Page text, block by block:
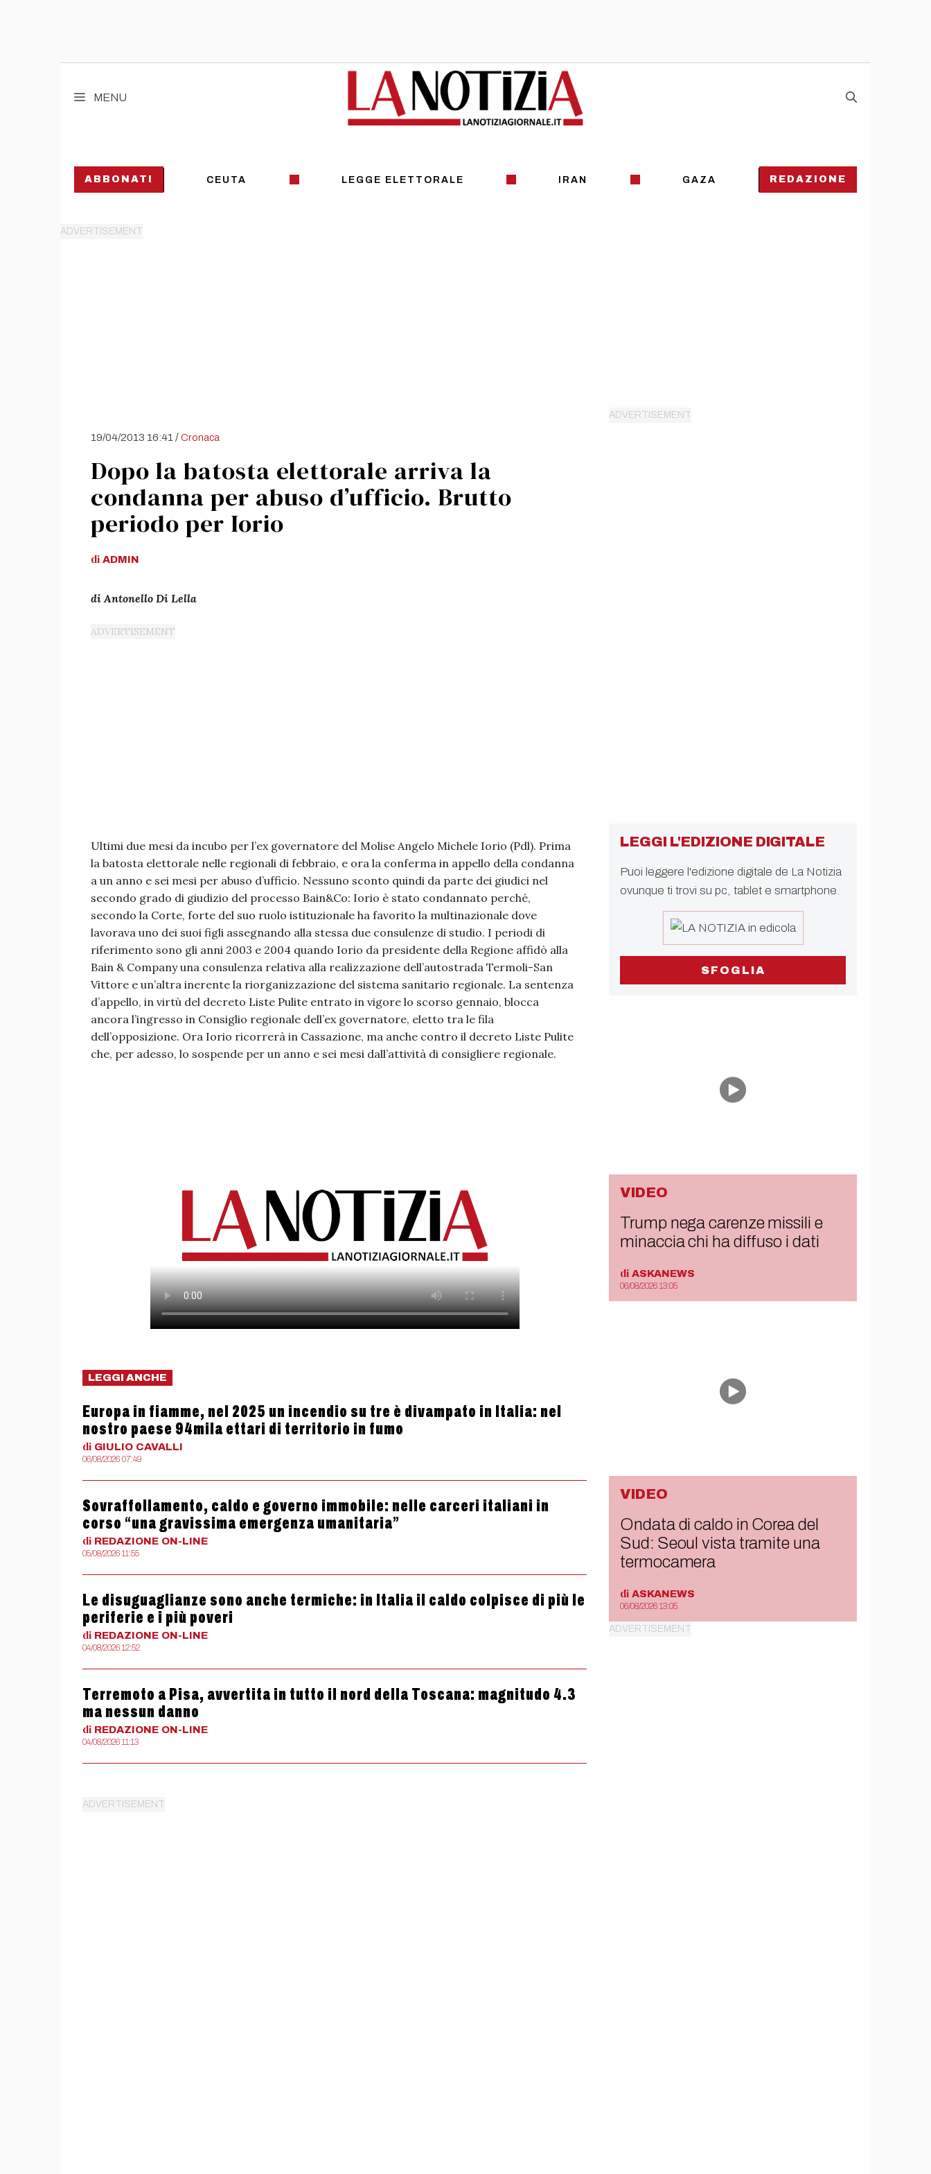
MENU
ABBONATI CEUTA LEGGE ELETTORALE IRAN GAZA REDAZIONE
19/04/2013 16:41 /Cronaca
Dopo la batosta elettorale arriva la
condanna per abuso d’ufficio. Brutto
periodo per Iorio
di ADMIN
di Antonello Di Lella
Ultimi due mesi da incubo per l’ex governatore del Molise Angelo Michele Iorio (Pdl). Prima
la batosta elettorale nelle regionali di febbraio, e ora la conferma in appello della condanna
a un anno e sei mesi per abuso d’ufficio. Nessuno sconto quindi da parte dei giudici nel
secondo grado di giudizio del processo Bain&Co: Iorio è stato condannato perché,
secondo la Corte, forte del suo ruolo istituzionale ha favorito la multinazionale dove
lavorava uno dei suoi figli assegnando alla stessa due consulenze di studio. I periodi di
riferimento sono gli anni 2003 e 2004 quando Iorio da presidente della Regione affidò alla
Bain & Company una consulenza relativa alla realizzazione dell’autostrada Termoli-San
Vittore e un’altra inerente la riorganizzazione del sistema sanitario regionale. La sentenza
d’appello, in virtù del decreto Liste Pulite entrato in vigore lo scorso gennaio, blocca
ancora l’ingresso in Consiglio regionale dell’ex governatore, eletto tra le fila
dell’opposizione. Ora Iorio ricorrerà in Cassazione, ma anche contro il decreto Liste Pulite
che, per adesso, lo sospende per un anno e sei mesi dall’attività di consigliere regionale.
LEGGI ANCHE
Europa in fiamme, nel 2025 un incendio su tre è divampato in Italia: nel
nostro paese 94mila ettari di territorio in fumo
di GIULIO CAVALLI
06/08/2026 07:49
Sovraffollamento, caldo e governo immobile: nelle carceri italiani in
corso “una gravissima emergenza umanitaria”
di REDAZIONE ON-LINE
05/08/2026 11:55
Le disuguaglianze sono anche termiche: in Italia il caldo colpisce di più le
periferie e i più poveri
di REDAZIONE ON-LINE
04/08/2026 12:52
Terremoto a Pisa, avvertita in tutto il nord della Toscana: magnitudo 4.3
ma nessun danno
di REDAZIONE ON-LINE
04/08/2026 11:13
LEGGI L'EDIZIONE DIGITALE
Puoi leggere l'edizione digitale de La Notizia
ovunque ti trovi su pc, tablet e smartphone.
SFOGLIA
VIDEO
Trump nega carenze missili e
minaccia chi ha diffuso i dati
di ASKANEWS
06/08/2026 13:05
VIDEO
Ondata di caldo in Corea del
Sud: Seoul vista tramite una
termocamera
di ASKANEWS
06/08/2026 13:05